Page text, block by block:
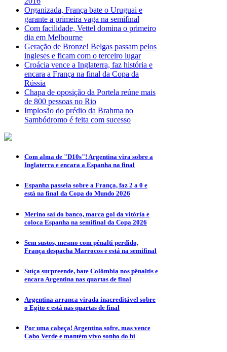
Organizada, França bate o Uruguai e
garante a primeira vaga na semifinal
Com facilidade, Vettel domina o primeiro
dia em Melbourne
Geração de Bronze! Belgas passam pelos
ingleses e ficam com o terceiro lugar
Croácia vence a Inglaterra, faz história e
encara a França na final da Copa da
Rússia
Chapa de oposição da Portela reúne mais
de 800 pessoas no Rio
Implosão do prédio da Brahma no
Sambódromo é feita com sucesso
Com alma de "D10s"! Argentina vira sobre a
Inglaterra e encara a Espanha na final
Espanha passeia sobre a França, faz 2 a 0 e
está na final da Copa do Mundo 2026
Merino sai do banco, marca gol da vitória e
coloca Espanha na semifinal da Copa 2026
Sem sustos, mesmo com pênalti perdido,
França despacha Marrocos e está na semifinal
Suíça surpreende, bate Colômbia nos pênaltis e
encara Argentina nas quartas de final
Argentina arranca virada inacreditável sobre
o Egito e está nas quartas de final
Por uma cabeça! Argentina sofre, mas vence
Cabo Verde e mantém vivo sonho do bi